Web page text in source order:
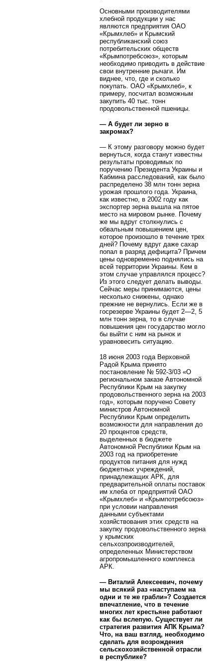
Основными производителями
хлебной продукции у нас
являются предприятия ОАО
«Крымхлеб» и Крымский
республиканский союз
потребительских обществ
«Крымпотребсоюз», которым
необходимо приводить в действие
свои внутренние рычаги. Им
виднее, что, где и сколько
покупать. ОАО «Крымхлеб», к
примеру, посчитал возможным
закупить 40 тыс. тонн
продовольственной пшеницы.
— А будет ли зерно в
закромах?
— К этому разговору можно будет
вернуться, когда станут известны
результаты проводимых по
поручению Президента Украины и
Кабмина расследований, как было
распределено 38 млн тонн зерна
урожая прошлого года. Украина,
как известно, в 2002 году как
экспортер зерна вышла на пятое
место на мировом рынке. Почему
же мы вдруг столкнулись с
обвальным повышением цен,
которое произошло в течение трех
дней? Почему вдруг даже сахар
попал в разряд дефицита? Причем
цены одновременно поднялись на
всей территории Украины. Кем в
этом случае управлялся процесс?
Из этого следует делать выводы.
Сейчас меры принимаются, цены
несколько снижены, однако
прежние не вернулись. Если же в
госрезерве Украины будет 2—2, 5
млн тонн зерна, то в случае
повышения цен государство могло
бы выйти с ним на рынок и
уравновесить ситуацию.
18 июня 2003 года Верховной
Радой Крыма принято
постановление № 592-3/03 «О
региональном заказе Автономной
Республики Крым на закупку
продовольственного зерна на 2003
год», которым поручено Совету
министров Автономной
Республики Крым определить
возможности для направления до
20 процентов средств,
выделенных в бюджете
Автономной Республики Крым на
2003 год на приобретение
продуктов питания для нужд
бюджетных учреждений,
принадлежащих АРК, для
предварительной оплаты поставок
им хлеба от предприятий ОАО
«Крымхлеб» и «Крымпотребсоюз»
при условии направления
данными субъектами
хозяйствования этих средств на
закупку продовольственного зерна
у крымских
сельхозпроизводителей,
определенных Министерством
агропромышленного комплекса
АРК.
— Виталий Алексеевич, почему
мы всякий раз «наступаем на
одни и те же грабли»? Создается
впечатление, что в течение
многих лет крестьяне работают
как бы вслепую. Существует ли
стратегия развития АПК Крыма?
Что, на ваш взгляд, необходимо
сделать для возрождения
сельскохозяйственной отрасли
в республике?